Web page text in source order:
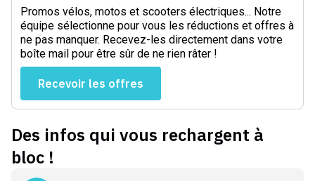
Promos vélos, motos et scooters électriques... Notre
équipe sélectionne pour vous les réductions et offres à
ne pas manquer. Recevez-les directement dans votre
boîte mail pour être sûr de ne rien râter !
Recevoir les offres
Des infos qui vous rechargent à
bloc !